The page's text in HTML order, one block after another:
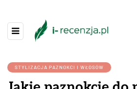
STYLIZACJA PAZNOKCI I WŁOSÓW